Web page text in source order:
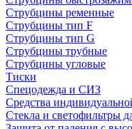
Струбцины ременные
Струбцины тип F
Струбцины тип G
Струбцины трубные
Струбцины угловые
Тиски
Спецодежда и СИЗ
Средства
Стекла и светофильтры